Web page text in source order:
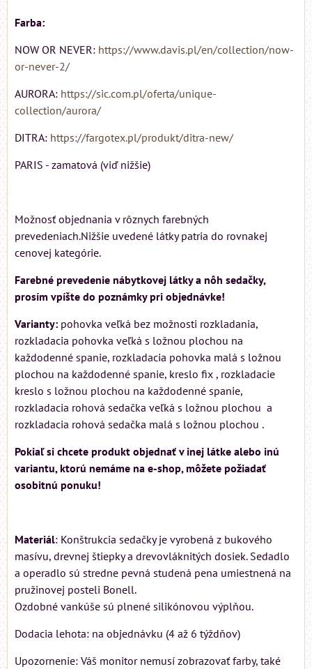
Farba:
NOW OR NEVER: https://www.davis.pl/en/collection/now-
or-never-2/
AURORA: https://sic.com.pl/oferta/unique-
collection/aurora/
DITRA: https://fargotex.pl/produkt/ditra-new/
PARIS - zamatová (viď nižšie)
Možnosť objednania v rôznych farebných
prevedeniach.Nižšie uvedené látky patria do rovnakej
cenovej kategórie.
Farebné prevedenie nábytkovej látky a nôh sedačky,
prosím vpíšte do poznámky pri objednávke!
Varianty: pohovka veľká bez možnosti rozkladania,
rozkladacia pohovka veľká s ložnou plochou na
každodenné spanie, rozkladacia pohovka malá s ložnou
plochou na každodenné spanie, kreslo fix , rozkladacie
kreslo s ložnou plochou na každodenné spanie,
rozkladacia rohová sedačka veľká s ložnou plochou a
rozkladacia rohová sedačka malá s ložnou plochou .
Pokiaľ si chcete produkt objednať v inej látke alebo inú
variantu, ktorú nemáme na e-shop, môžete požiadať
osobitnú ponuku!
Materiál: Konštrukcia sedačky je vyrobená z bukového
masívu, drevnej štiepky a drevovláknitých dosiek. Sedadlo
a operadlo sú stredne pevná studená pena umiestnená na
pružinovej posteli Bonell.
Ozdobné vankúše sú plnené silikónovou výplňou.
Dodacia lehota: na objednávku (4 až 6 týždňov)
Upozornenie: Váš monitor nemusí zobrazovať farby, také